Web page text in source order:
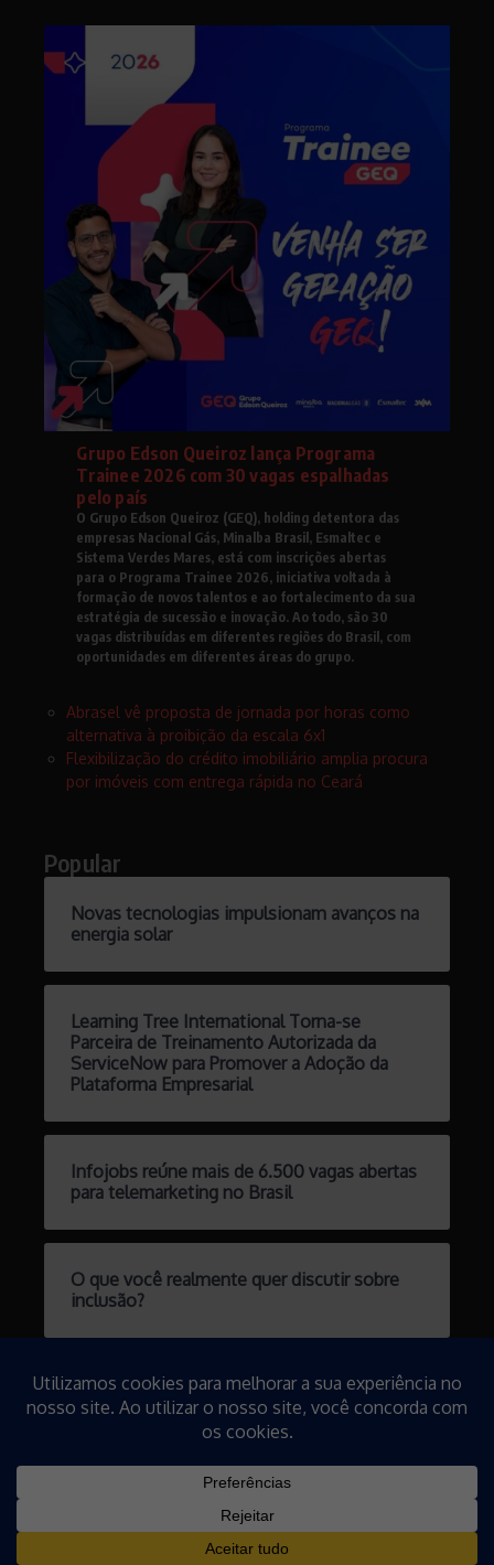
Grupo Edson Queiroz lança Programa
Trainee 2026 com 30 vagas espalhadas
pelo país
O Grupo Edson Queiroz (GEQ), holding detentora das
empresas Nacional Gás, Minalba Brasil, Esmaltec e
Sistema Verdes Mares, está com inscrições abertas
para o Programa Trainee 2026, iniciativa voltada à
formação de novos talentos e ao fortalecimento da sua
estratégia de sucessão e inovação. Ao todo, são 30
vagas distribuídas em diferentes regiões do Brasil, com
oportunidades em diferentes áreas do grupo.
Abrasel vê proposta de jornada por horas como
alternativa à proibição da escala 6x1
Flexibilização do crédito imobiliário amplia procura
por imóveis com entrega rápida no Ceará
Popular
Novas tecnologias impulsionam avanços na
energia solar
Learning Tree International Torna-se
Parceira de Treinamento Autorizada da
ServiceNow para Promover a Adoção da
Plataforma Empresarial
Infojobs reúne mais de 6.500 vagas abertas
para telemarketing no Brasil
O que você realmente quer discutir sobre
inclusão?
Pensamento de futuros ganha espaço nas
empresas
Copyright © 2026 Falando de Gestão | Desenvolvido por